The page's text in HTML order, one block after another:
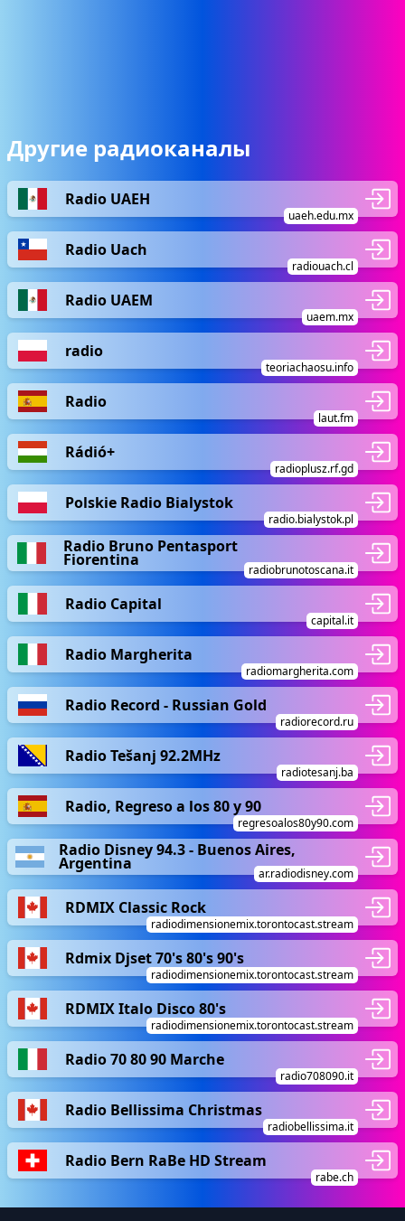
Другие радиоканалы
Radio UAEH
uaeh.edu.mx
Radio Uach
radiouach.cl
Radio UAEM
uaem.mx
radio
teoriachaosu.info
Radio
laut.fm
Rádió+
radioplusz.rf.gd
Polskie Radio Bialystok
radio.bialystok.pl
Radio Bruno Pentasport
Fiorentina
radiobrunotoscana.it
Radio Capital
capital.it
Radio Margherita
radiomargherita.com
Radio Record - Russian Gold
radiorecord.ru
Radio Tešanj 92.2MHz
radiotesanj.ba
Radio, Regreso a los 80 y 90
regresoalos80y90.com
Radio Disney 94.3 - Buenos Aires,
Argentina
ar.radiodisney.com
RDMIX Classic Rock
radiodimensionemix.torontocast.stream
Rdmix Djset 70's 80's 90's
radiodimensionemix.torontocast.stream
RDMIX Italo Disco 80's
radiodimensionemix.torontocast.stream
Radio 70 80 90 Marche
radio708090.it
Radio Bellissima Christmas
radiobellissima.it
Radio Bern RaBe HD Stream
rabe.ch